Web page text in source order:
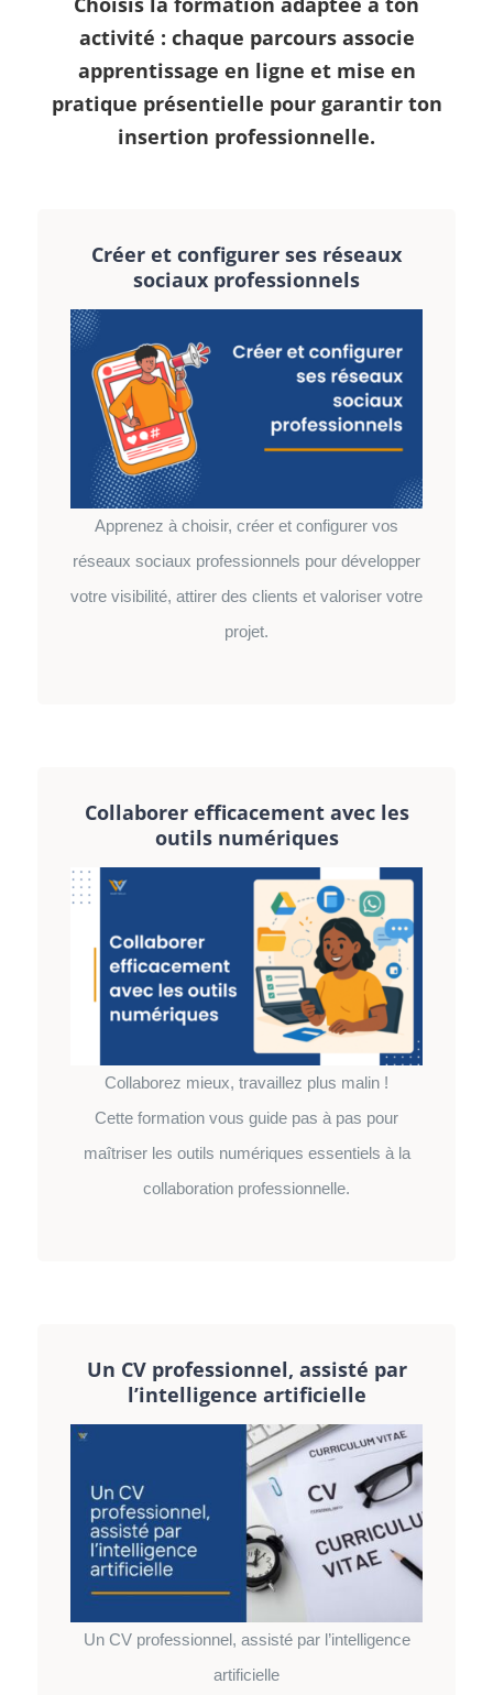
activité : chaque parcours associe
apprentissage en ligne et mise en
pratique présentielle pour garantir ton
insertion professionnelle.
Créer et configurer ses réseaux
sociaux professionnels
Apprenez à choisir, créer et configurer vos
réseaux sociaux professionnels pour développer
votre visibilité, attirer des clients et valoriser votre
projet.
Collaborer efficacement avec les
outils numériques
Collaborez mieux, travaillez plus malin !
Cette formation vous guide pas à pas pour
maîtriser les outils numériques essentiels à la
collaboration professionnelle.
Un CV professionnel, assisté par
l’intelligence artificielle
Un CV professionnel, assisté par l’intelligence
artificielle